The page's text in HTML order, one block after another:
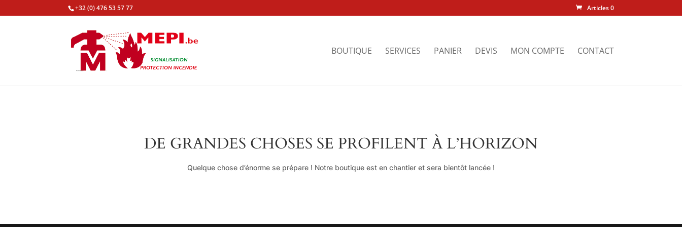
+32 (0) 476 53 57 77 Articles 0
BOUTIQUE SERVICES PANIER DEVIS MON COMPTE CONTACT
DE GRANDES CHOSES SE PROFILENT À L’HORIZON
Quelque chose d’énorme se prépare ! Notre boutique est en chantier et sera bientôt lancée !